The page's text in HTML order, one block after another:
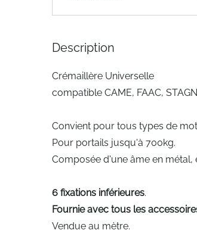
the
images
gallery
Description
Crémaillère Universelle
compatible CAME, FAAC,
Convient pour tous types de
Pour portails jusqu'à 700kg.
Composée d'une âme en métal,
6 fixations inférieures.
Fournie avec tous les
Vendue au mètre.